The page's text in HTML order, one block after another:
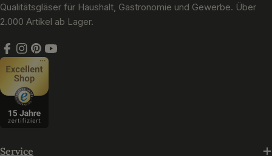
Qualitätsgläser für Haushalt, Gastronomie und Gewerbe. Über
2.000 Artikel ab Lager.
Facebook
Instagram
Pinterest
YouTube
Service